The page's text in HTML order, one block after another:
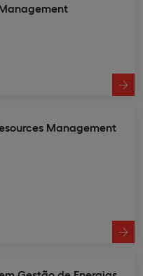
Management